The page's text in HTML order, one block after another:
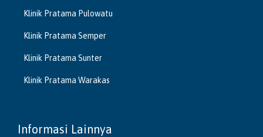
Klinik Pratama Pulowatu
Klinik Pratama Semper
Klinik Pratama Sunter
Klinik Pratama Warakas
Informasi Lainnya